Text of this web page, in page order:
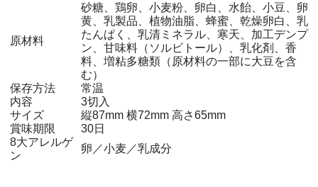
原材料
砂糖、鶏卵、小麦粉、卵白、水飴、小豆、卵
黄、乳製品、植物油脂、蜂蜜、乾燥卵白、乳
たんぱく、乳清ミネラル、寒天、加工デンプ
ン、甘味料（ソルビトール）、乳化剤、香
料、増粘多糖類（原材料の一部に大豆を含
む）
保存方法
常温
内容
3切入
サイズ
縦87mm 横72mm 高さ65mm
賞味期限
30日
8大アレルゲ
ン
卵／小麦／乳成分